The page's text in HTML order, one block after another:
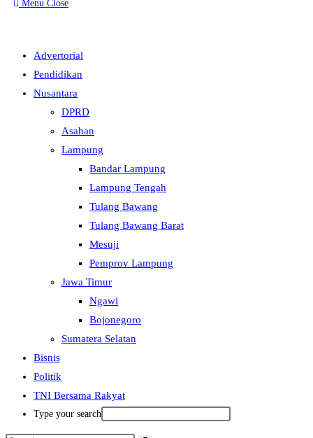
Menu Close
Advertorial
Pendidikan
Nusantara
DPRD
Asahan
Lampung
Bandar Lampung
Lampung Tengah
Tulang Bawang
Tulang Bawang Barat
Mesuji
Pemprov Lampung
Jawa Timur
Ngawi
Bojonegoro
Sumatera Selatan
Bisnis
Politik
TNI Bersama Rakyat
Type your search